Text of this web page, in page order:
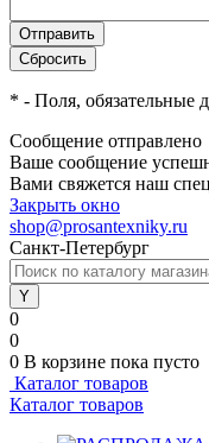
* - Поля, обязательные
Сообщение отправлено
Ваше сообщение
Вами свяжется наш
Закрыть окно
shop@prosantexniky.ru
Санкт-Петербург
0
0
0 В корзине пока пусто
Каталог товаров
Каталог товаров